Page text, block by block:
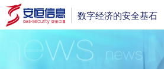
数字经济的安全基石